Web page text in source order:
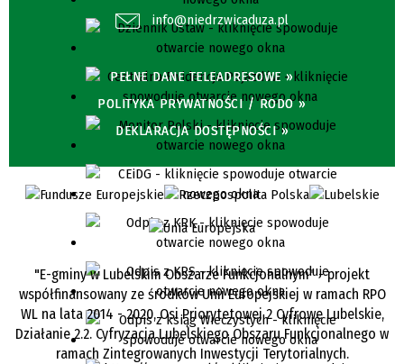
info@niedrzwicaduza.pl
PEŁNE DANE TELEADRESOWE »
POLITYKA PRYWATNOŚCI / RODO »
DEKLARACJA DOSTĘPNOŚCI »
"E-gminy w Lubelskim Obszarze Funkcjonalnym" - projekt
współfinansowany ze środków Unii Europejskiej w ramach RPO
WL na lata 2014 - 2020, Osi Priorytetowej 2 Cyfrowe Lubelskie,
Działanie 2.2. Cyfryzacja Lubelskiego Obszaru Funkcjonalnego w
ramach Zintegrowanych Inwestycji Terytorialnych.